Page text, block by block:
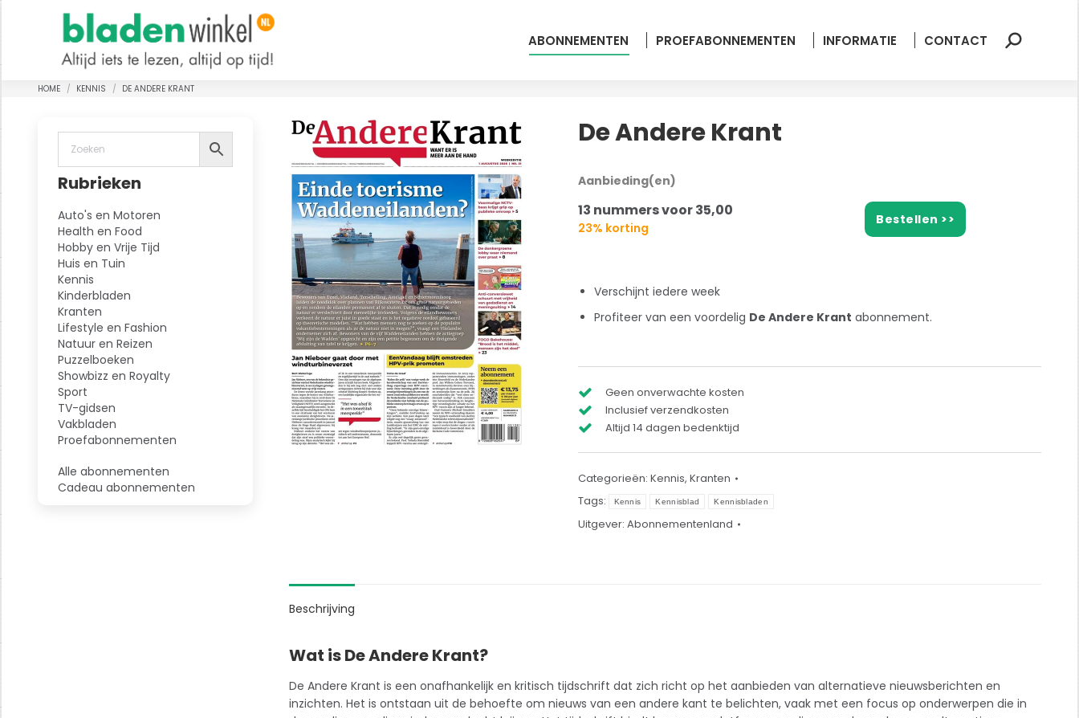
ABONNEMENTEN PROEFABONNEMENTEN INFORMATIE CONTACT Zoeken:
Je bent hier:
HOME KENNIS DE ANDERE KRANT
De Andere Krant
Aanbieding(en)
13 nummers voor 35,00
23% korting
Bestellen >>
Verschijnt iedere week
Profiteer van een voordelig De Andere Krant abonnement.
Geen onverwachte kosten
Inclusief verzendkosten
Altijd 14 dagen bedenktijd
Categorieën: Kennis, Kranten
Tags:
Kennis Kennisblad Kennisbladen
Uitgever: Abonnementenland
Beschrijving
Wat is De Andere Krant?
De Andere Krant is een onafhankelijk en kritisch tijdschrift dat zich richt op het aanbieden van alternatieve nieuwsberichten en
inzichten. Het is ontstaan uit de behoefte om nieuws van een andere kant te belichten, vaak met een focus op onderwerpen die in
Rubrieken
Auto's en Motoren
Health en Food
Hobby en Vrije Tijd
Huis en Tuin
Kennis
Kinderbladen
Kranten
Lifestyle en Fashion
Natuur en Reizen
Puzzelboeken
Showbizz en Royalty
Sport
TV-gidsen
Vakbladen
Proefabonnementen
Alle abonnementen
Cadeau abonnementen